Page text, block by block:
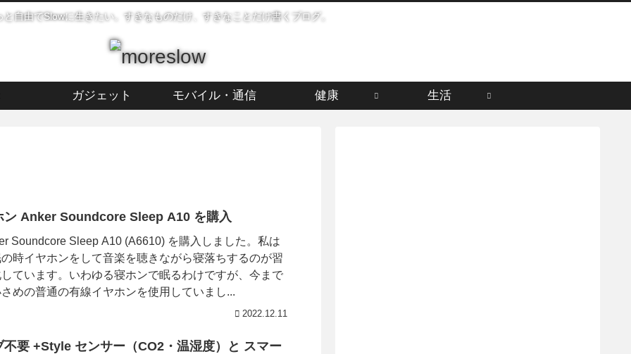
と自由でSlowに生きたい。すきなものだけ、すきなことだけ書くブログ。
ガジェット モバイル・通信 健康 生活
ン Anker Soundcore Sleep A10 を購入
Soundcore Sleep A10 (A6610) を購入しました。私は
時イヤホンをして音楽を聴きながら寝落ちするのが習
ています。いわゆる寝ホンで眠るわけですが、今まで
めの普通の有線イヤホンを使用していまし...
2022.12.11
不要 +Style センサー（CO2・温湿度）と スマー